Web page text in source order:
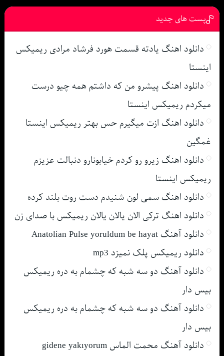
پست های جدید
دانلود اهنگ یادته قسمت هورد فرشاد مرادی ریمیکس
اینستا
دانلود اهنگ پیشرو من که داشتم همه چیو درست
میکردم ریمیکس اینستا
دانلود اهنگ ازت میگیرم حس بهتر ریمیکس اینستا
غمگین
دانلود اهنگ زیرو رو کردم خیابونارو دنبالت عزیزم
ریمیکس اینستا
دانلود اهنگ سمی لون شنیدم دست روت بلند کرده
دانلود اهنگ ترکی الان یالان یالان ریمیکس با صدای زن
دانلود آهنگ Anatolian Pulse yoruldum be hayat
دانلود ریمیکس پلک نمیزد mp3
دانلود آهنگ دو سه شبه که چشمام به دره ریمیکس
بیس دار
دانلود آهنگ دو سه شبه که چشمام به دره ریمیکس
بیس دار
دانلود آهنگ محمت الماس gidene yakıyorum